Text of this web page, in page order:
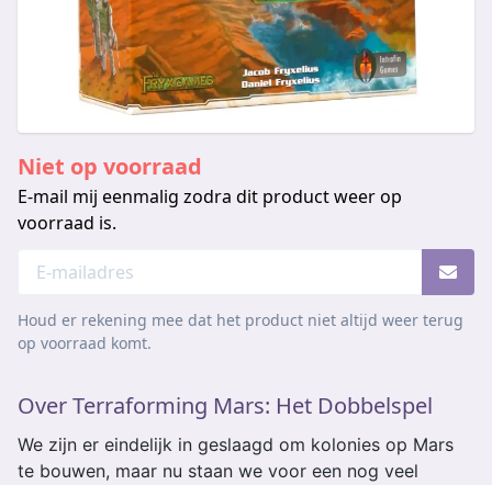
Niet op voorraad
E-mail mij eenmalig zodra dit product weer op
voorraad is.
Houd er rekening mee dat het product niet altijd weer terug
op voorraad komt.
Over Terraforming Mars: Het Dobbelspel
We zijn er eindelijk in geslaagd om kolonies op Mars
te bouwen, maar nu staan we voor een nog veel